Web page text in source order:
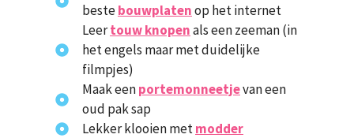
bestebouwplatenop het internet
Leertouw knopenals een zeeman (in
het engels maar met duidelijke
filmpjes)
Maak eenportemonneetjevan een
oud pak sap
Lekker klooien metmodder